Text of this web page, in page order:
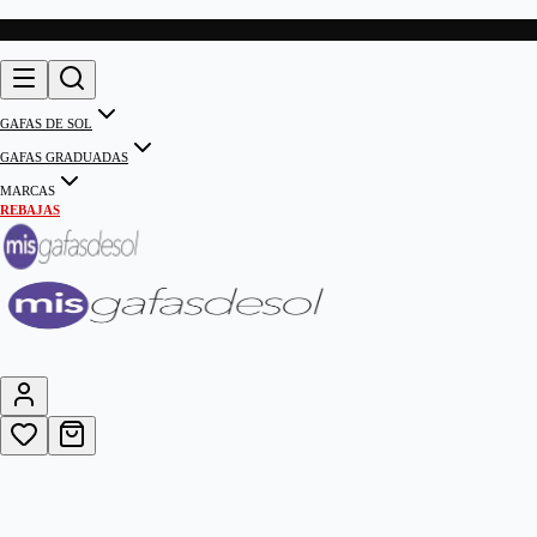
GAFAS DE SOL
GAFAS GRADUADAS
MARCAS
REBAJAS